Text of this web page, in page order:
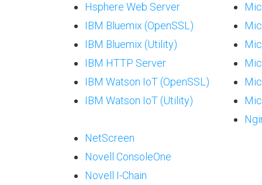
Hsphere Web Server
IBM Bluemix (OpenSSL)
IBM Bluemix (Utility)
IBM HTTP Server
IBM Watson IoT (OpenSSL)
IBM Watson IoT (Utility)
NetScreen
Novell ConsoleOne
Novell I-Chain